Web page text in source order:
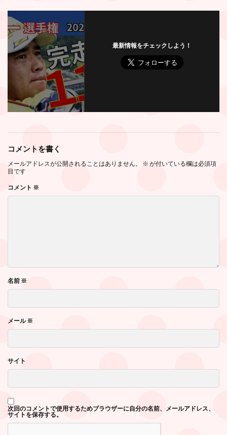
最新情報をチェックしよう！
コメントを書く
メールアドレスが公開されることはありません。 ※ が付いている欄は必須項
目です
コメント ※
名前 ※
メール※
サイト
次回のコメントで使用するためブラウザーに自分の名前、メールアドレス、
サイトを保存する。